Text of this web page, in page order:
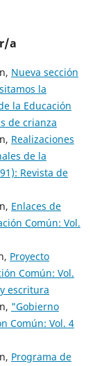
a
Nueva sección
la
la Educación
de crianza
Realizaciones
de la
Revista de
Enlaces de
Común: Vol.
Proyecto
Común: Vol.
escritura
"Gobierno
Común: Vol. 4
Programa de